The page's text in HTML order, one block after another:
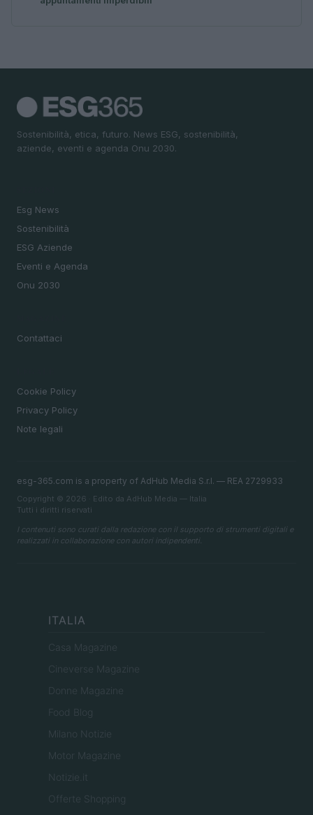
Sostenibilità, etica, futuro. News ESG, sostenibilità,
aziende, eventi e agenda Onu 2030.
Esg News
Sostenibilità
ESG Aziende
Eventi e Agenda
Onu 2030
Contattaci
Cookie Policy
Privacy Policy
Note legali
esg-365.com is a property of AdHub Media S.r.l. — REA 2729933
Copyright © 2026 · Edito da AdHub Media — Italia
Tutti i diritti riservati
I contenuti sono curati dalla redazione con il supporto di strumenti digitali e
realizzati in collaborazione con autori indipendenti.
ITALIA
Casa Magazine
Cineverse Magazine
Donne Magazine
Food Blog
Milano Notizie
Motor Magazine
Notizie.it
Offerte Shopping